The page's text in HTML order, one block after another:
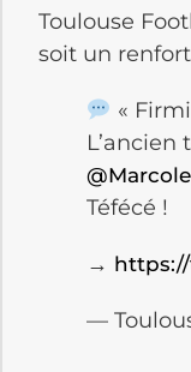
Toulouse
soit un
«
L’ancien
Téfécé !
→ https://
—